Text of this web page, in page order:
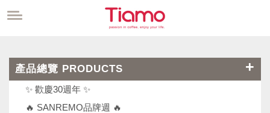
產品總覽 PRODUCTS
✨ 歡慶30週年 ✨
🔥 SANREMO品牌週 🔥